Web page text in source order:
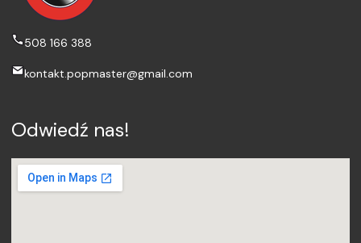
508 166 388
kontakt.popmaster@gmail.com
Odwiedź nas!